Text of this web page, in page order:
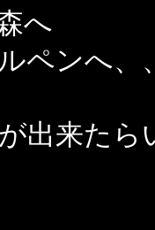
へ
ペンへ、
出来た